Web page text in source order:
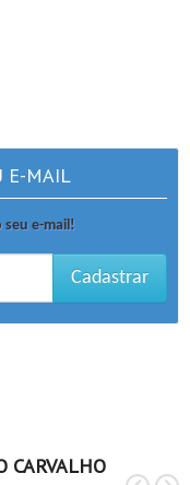
E-MAIL
seu e-mail!
Cadastrar
CARVALHO